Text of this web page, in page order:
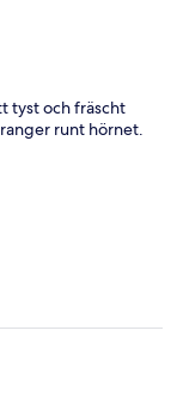
tyst och fräscht
runt hörnet.